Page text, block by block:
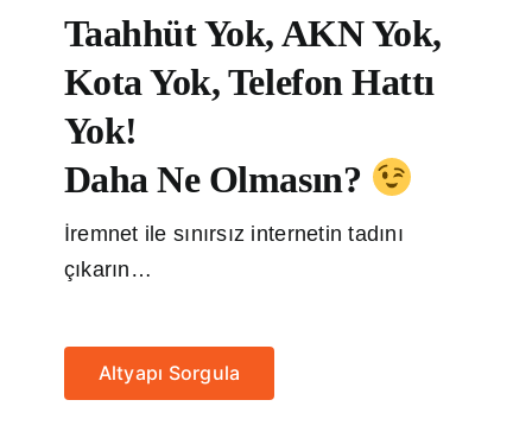
Taahhüt Yok, AKN Yok,
Kota Yok, Telefon Hattı
Yok!
Daha Ne Olmasın?
İremnet ile sınırsız internetin tadını
çıkarın…
Altyapı Sorgula